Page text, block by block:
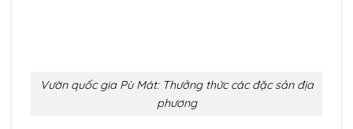
Vườn quốc gia Pù Mát: Thưởng thức các đặc sản địa
phương